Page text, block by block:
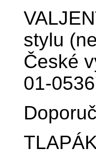
stylu
České
01-